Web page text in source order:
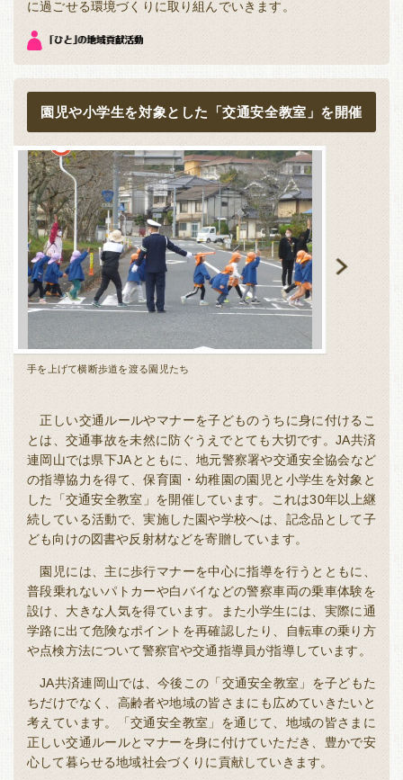
に過ごせる環境づくりに取り組んでいきます。
園児や小学生を対象とした「交通安全教室」を開催
手を上げて横断歩道を渡る園児たち
正しい交通ルールやマナーを子どものうちに身に付けるこ
とは、交通事故を未然に防ぐうえでとても大切です。JA共済
連岡山では県下JAとともに、地元警察署や交通安全協会など
の指導協力を得て、保育園・幼稚園の園児と小学生を対象と
した「交通安全教室」を開催しています。これは30年以上継
続している活動で、実施した園や学校へは、記念品として子
ども向けの図書や反射材などを寄贈しています。
園児には、主に歩行マナーを中心に指導を行うとともに、
普段乗れないパトカーや白バイなどの警察車両の乗車体験を
設け、大きな人気を得ています。また小学生には、実際に通
学路に出て危険なポイントを再確認したり、自転車の乗り方
や点検方法について警察官や交通指導員が指導しています。
JA共済連岡山では、今後この「交通安全教室」を子どもた
ちだけでなく、高齢者や地域の皆さまにも広めていきたいと
考えています。「交通安全教室」を通じて、地域の皆さまに
正しい交通ルールとマナーを身に付けていただき、豊かで安
心して暮らせる地域社会づくりに貢献していきます。